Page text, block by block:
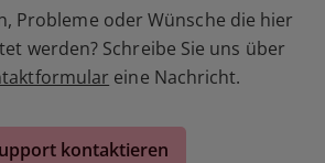
Probleme oder Wünsche die hier
werden? Schreibe Sie uns über
eine Nachricht.
kontaktieren